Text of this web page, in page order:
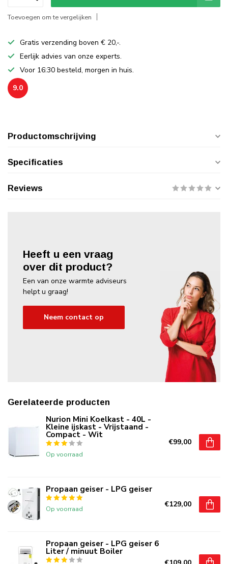
Toevoegen om te vergelijken
Gratis verzending boven € 20,-.
Eerlijk advies van onze experts.
Voor 16:30 besteld, morgen in huis.
9.0
Productomschrijving
Specificaties
Reviews
Heeft u een vraag
over dit product?
Een van onze warmte adviseurs
helpt u graag!
Neem contact op
Gerelateerde producten
Nurion Mini Koelkast - 40L -
Kleine ijskast - Vrijstaand -
Compact - Wit
Op voorraad
€99,00
Propaan geiser - LPG geiser
Op voorraad €129,00
Propaan geiser - LPG geiser 6
Liter / minuut Boiler